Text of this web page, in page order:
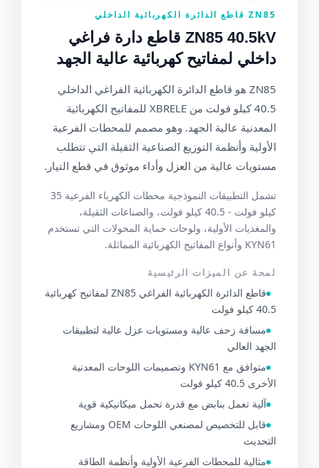
ZN85 قاطع الدائرة الكهربائية الداخلي
ZN85 40.5kV قاطع دارة فراغي
داخلي لمفاتيح كهربائية عالية الجهد
ZN85 هو قاطع الدائرة الكهربائية الفراغي الداخلي
40.5 كيلو فولت من XBRELE للمفاتيح الكهربائية
المعدنية عالية الجهد. وهو مصمم للمحطات الفرعية
الأولية وأنظمة التوزيع الصناعية الثقيلة التي تتطلب
مستويات عالية من العزل وأداء موثوق في قطع التيار.
تشمل التطبيقات النموذجية محطات الكهرباء الفرعية 35
كيلو فولت - 40.5 كيلو فولت، والصناعات الثقيلة،
والمغذيات الأولية، ولوحات حماية المحولات التي تستخدم
KYN61 وأنواع المفاتيح الكهربائية المماثلة.
لمحة عن الميزات الرئيسية
قاطع الدائرة الكهربائية الفراغي ZN85 لمفاتيح كهربائية
40.5 كيلو فولت
مسافة زحف عالية ومستويات عزل عالية لتطبيقات
الجهد العالي
متوافق مع KYN61 وتصميمات اللوحات المعدنية
الأخرى 40.5 كيلو فولت
آلية تعمل بنابض مع قدرة تحمل ميكانيكية قوية
قابل للتخصيص لمصنعي اللوحات OEM ومشاريع
التحديث
مثالية للمحطات الفرعية الأولية وأنظمة الطاقة